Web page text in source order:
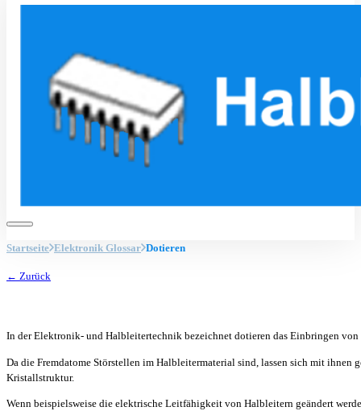
Startseite Elektronik Glossar Dotieren
← Zurück
In der Elektronik- und Halbleitertechnik bezeichnet dotieren das Einbringen
Da die Fremdatome Störstellen im Halbleitermaterial sind, lassen sich mit
Kristallstruktur.
Wenn beispielsweise die elektrische Leitfähigkeit von Halbleitern geändert